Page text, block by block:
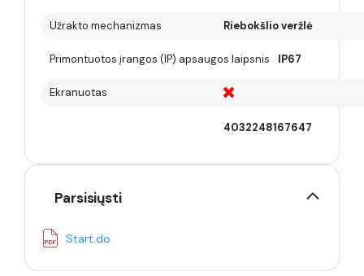
Užrakto mechanizmas Riebokšlio veržlė
Primontuotos įrangos (IP) apsaugos laipsnis IP67
Ekranuotas
4032248167647
Parsisiųsti
Start.do